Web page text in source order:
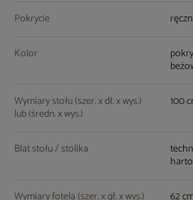
Pokrycie
Kolor
Wymiary stołu (szer. x dł. x wys.)
lub (średn. x wys.)
100
Blat stołu / stolika